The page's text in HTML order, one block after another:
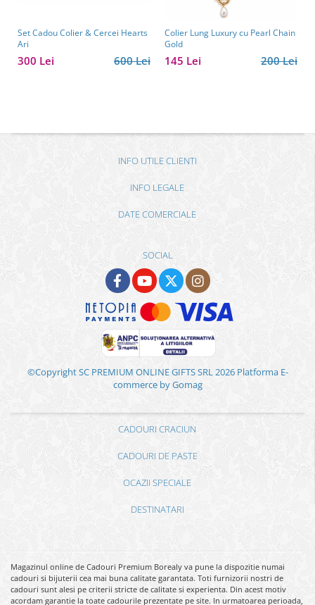
Set Cadou Colier & Cercei Hearts
Ari
600 Lei
300 Lei
Colier Lung Luxury cu Pearl Chain
Gold
200 Lei
145 Lei
INFO UTILE CLIENTI
INFO LEGALE
DATE COMERCIALE
SOCIAL
©Copyright SC PREMIUM ONLINE GIFTS SRL 2026 Platforma E-
commerce by Gomag
CADOURI CRACIUN
CADOURI DE PASTE
OCAZII SPECIALE
DESTINATARI
Magazinul online de Cadouri Premium Borealy va pune la dispozitie numai
cadouri si bijuterii cea mai buna calitate garantata. Toti furnizorii nostri de
cadouri sunt alesi pe criterii stricte de calitate si experienta. Din acest motiv
acordam garantie la toate cadourile prezentate pe site. In urmatoarea perioada,